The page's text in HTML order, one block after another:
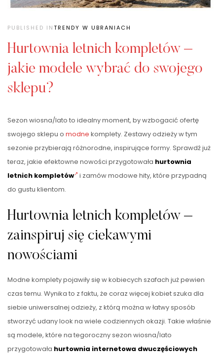
PUBLISHED INTRENDY W UBRANIACH
Hurtownia letnich kompletów –
jakie modele wybrać do swojego
sklepu?
Sezon wiosna/lato to idealny moment, by wzbogacić ofertę
swojego sklepu o modne komplety. Zestawy odzieży w tym
sezonie przybierają różnorodne, inspirujące formy. Sprawdź już
teraz, jakie efektowne nowości przygotowała hurtownia
letnich kompletów i zamów modowe hity, które przypadną
do gustu klientom.
Hurtownia letnich kompletów –
zainspiruj się ciekawymi
nowościami
Modne komplety pojawiły się w kobiecych szafach już pewien
czas temu. Wynika to z faktu, że coraz więcej kobiet szuka dla
siebie uniwersalnej odzieży, z którą można w łatwy sposób
stworzyć udany look na wiele codziennych okazji. Takie właśnie
są modele, które na tegoroczny sezon wiosna/lato
przygotowała hurtownia internetowa dwuczęściowych